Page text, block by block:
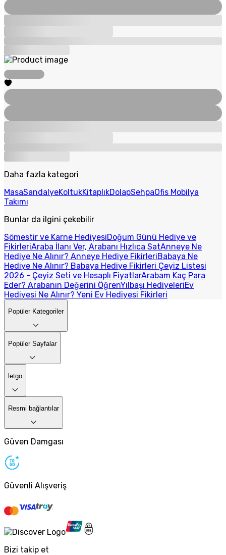
Daha fazla kategori
MasaSandalyeKoltukKitaplıkDolapSehpaOfis Mobilya
Takımı
Bunlar da ilgini çekebilir
Sömestir ve Karne HediyesiDoğum Günü Hediye ve
FikirleriAraba İlanı Ver, Arabanı Hızlıca SatAnneye Ne
Hediye Ne Alınır? Anneye Hediye FikirleriBabaya Ne
Hediye Ne Alınır? Babaya Hediye Fikirleri Çeyiz Listesi
2026 - Çeyiz Seti ve Hesaplı FiyatlarArabam Kaç Para
Eder? Arabanın Değerini ÖğrenYılbaşı HediyeleriEv
Hediyesi Ne Alınır? Yeni Ev Hediyesi Fikirleri
Popüler Kategoriler
Popüler Sayfalar
letgo
Resmi bağlantılar
Güven Damgası
Güvenli Alışveriş
Bizi takip et